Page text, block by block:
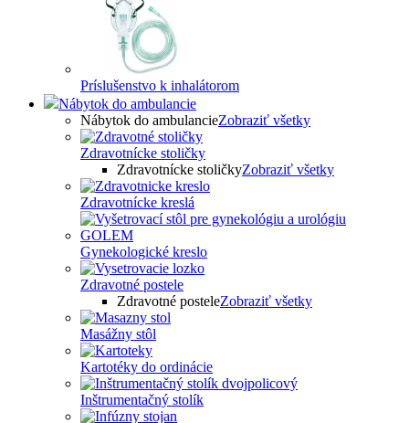
Príslušenstvo k inhalátorom
Nábytok do ambulancie
Nábytok do ambulancieZobraziť všetky
Zdravotnícke stoličky
Zdravotnícke stoličkyZobraziť všetky
Zdravotnícke kreslá
Gynekologické kreslo
Zdravotné postele
Zdravotné posteleZobraziť všetky
Masážny stôl
Kartotéky do ordinácie
Inštrumentačný stolík